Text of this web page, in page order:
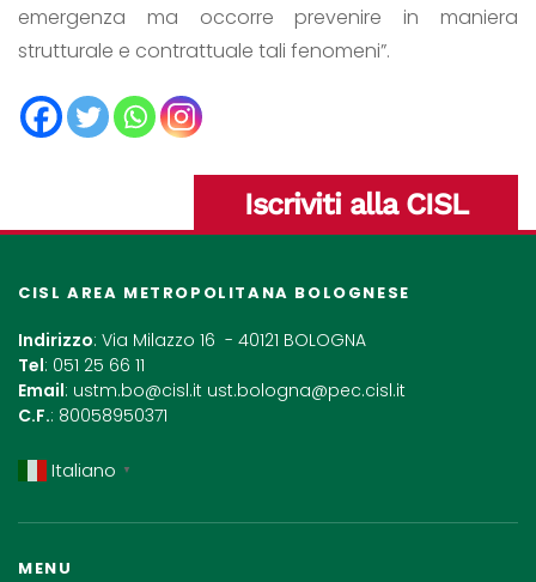
emergenza ma occorre prevenire in maniera
strutturale e contrattuale tali fenomeni”.
Iscriviti alla CISL
CISL AREA METROPOLITANA BOLOGNESE
Indirizzo: Via Milazzo 16 - 40121 BOLOGNA
Tel: 051 25 66 11
Email: ustm.bo@cisl.it ust.bologna@pec.cisl.it
C.F.: 80058950371
Italiano ▼
MENU